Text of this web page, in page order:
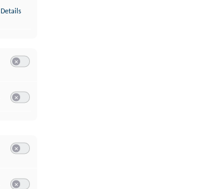
Details
zu Google Analytics
zu YouTube